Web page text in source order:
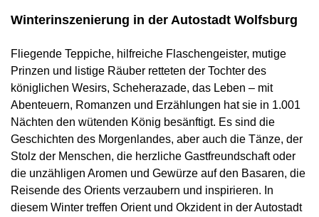
Winterinszenierung in der Autostadt Wolfsburg
Fliegende Teppiche, hilfreiche Flaschengeister, mutige
Prinzen und listige Räuber retteten der Tochter des
königlichen Wesirs, Scheherazade, das Leben – mit
Abenteuern, Romanzen und Erzählungen hat sie in 1.001
Nächten den wütenden König besänftigt. Es sind die
Geschichten des Morgenlandes, aber auch die Tänze, der
Stolz der Menschen, die herzliche Gastfreundschaft oder
die unzähligen Aromen und Gewürze auf den Basaren, die
Reisende des Orients verzaubern und inspirieren. In
diesem Winter treffen Orient und Okzident in der Autostadt